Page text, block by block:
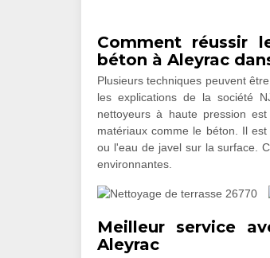
Comment réussir
béton à Aleyrac
Plusieurs techniques peuvent
les explications de la société
nettoyeurs à haute pression
matériaux comme le béton. Il
ou l'eau de javel sur la surface.
environnantes.
Meilleur service
Aleyrac